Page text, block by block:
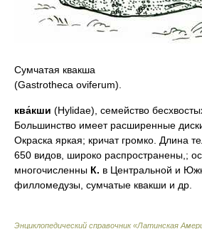
Сумчатая квакша
(Gastrotheca oviferum).
ква́кши (Hylidae), семейство
Большинство имеет расширенные
Окраска яркая; кричат громко. Длина
650 видов, широко распространены,;
многочисленны К. в Центральной и
филломедузы, сумчатые квакши и др.
Энциклопедический справочник «Латинская